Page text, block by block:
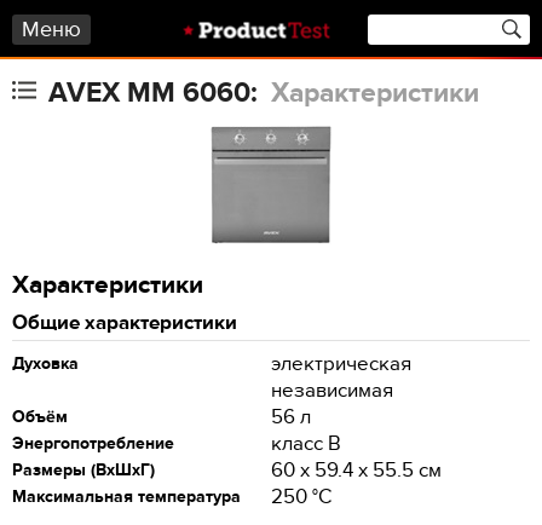
Меню
AVEX MM 6060: Характеристики
Характеристики
Общие характеристики
Духовка
электрическая
независимая
Объём 56 л
Энергопотребление класс B
Размеры (ВхШхГ) 60 х 59.4 x 55.5 см
Максимальная температура
250 °С